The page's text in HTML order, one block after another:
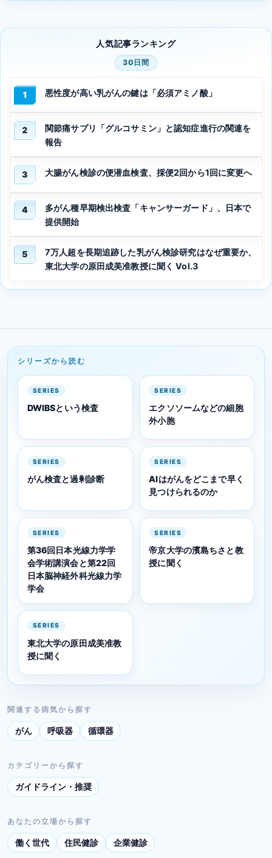
人気記事ランキング
30日間
1 悪性度が高い乳がんの鍵は「必須アミノ酸」
2
関節痛サプリ「グルコサミン」と認知症進行の関連を
報告
3 大腸がん検診の便潜血検査、採便2回から1回に変更へ
4
多がん種早期検出検査「キャンサーガード」、日本で
提供開始
5
7万人超を長期追跡した乳がん検診研究はなぜ重要か、
東北大学の原田成美准教授に聞く Vol.3
シリーズから読む
SERIES
DWIBSという検査
SERIES
エクソソームなどの細胞
外小胞
SERIES
がん検査と過剰診断
SERIES
AIはがんをどこまで早く
見つけられるのか
SERIES
第36回日本光線力学学
会学術講演会と第22回
日本脳神経外科光線力学
学会
SERIES
帝京大学の濱島ちさと教
授に聞く
SERIES
東北大学の原田成美准教
授に聞く
関連する病気から探す
がん 呼吸器 循環器
カテゴリーから探す
ガイドライン・推奨
あなたの立場から探す
働く世代 住民健診 企業健診